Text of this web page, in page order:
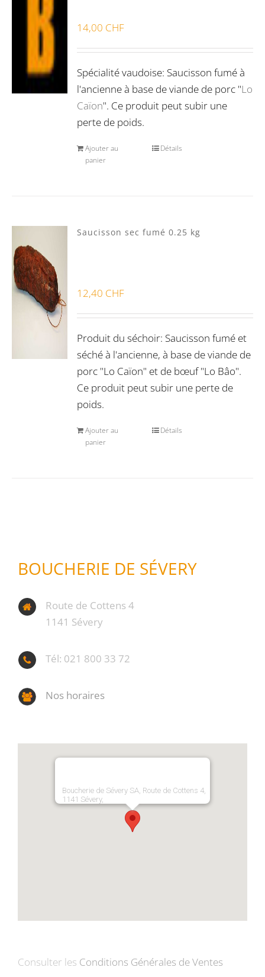
14,00 CHF
Spécialité vaudoise: Saucisson fumé à
l'ancienne à base de viande de porc "Lo
Caïon". Ce produit peut subir une
perte de poids.
Ajouter au
panier
Détails
Saucisson sec fumé 0.25 kg
12,40 CHF
Produit du séchoir: Saucisson fumé et
séché à l'ancienne, à base de viande de
porc "Lo Caïon" et de bœuf "Lo Bâo".
Ce produit peut subir une perte de
poids.
Ajouter au
panier
Détails
BOUCHERIE DE SÉVERY
Route de Cottens 4
1141 Sévery
Tél: 021 800 33 72
Nos horaires
Boucherie de Sévery SA, Route de Cottens 4,
1141 Sévery,
Consulter les Conditions Générales de Ventes